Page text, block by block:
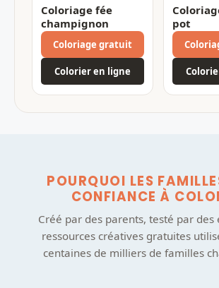
Coloriage fée
champignon
Coloriage gratuit
Colorier en ligne
pot
POURQUOI LES
CONFIANCE À
Créé par des parents, testé par des
ressources créatives gratuites
centaines de milliers de familles